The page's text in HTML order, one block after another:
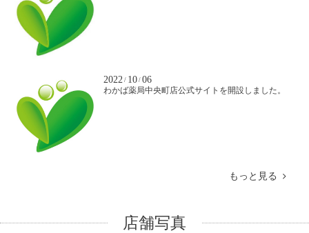
2022 / 10 / 06
わかば薬局中央町店公式サイトを開設しました。
もっと見る
店舗写真